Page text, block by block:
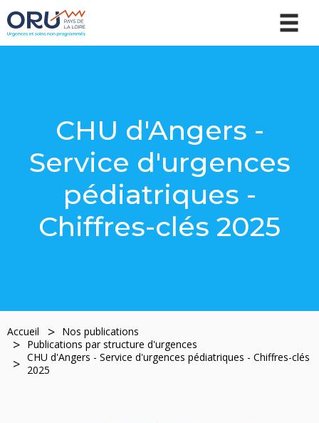
CHU d'Angers -
Service d'urgences
pédiatriques -
Chiffres-clés 2025
Accueil
Nos publications
Publications par structure d'urgences
CHU d'Angers - Service d'urgences pédiatriques - Chiffres-clés
2025